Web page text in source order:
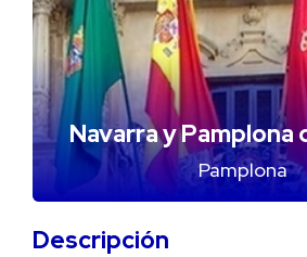
Navarra y
Pamplona
Descripción